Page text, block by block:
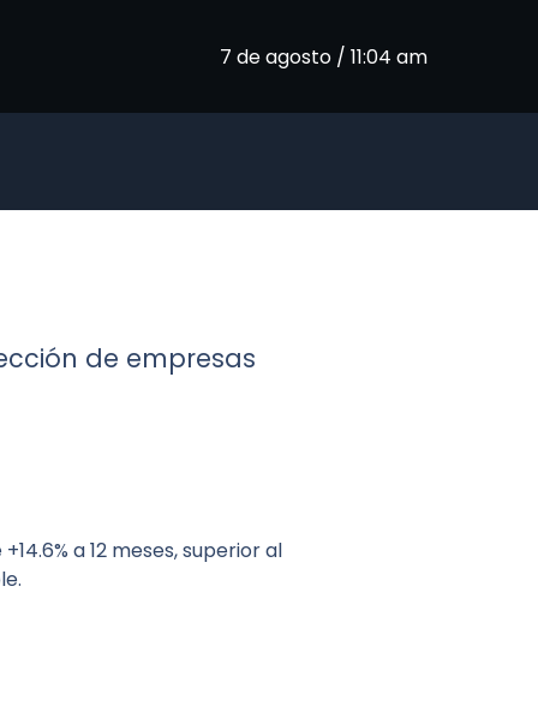
7 de agosto / 11:04 am
de empresas
a 12 meses, superior al